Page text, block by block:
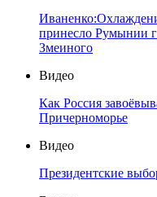
принесло Румынии
Змеиного
Видео
Как Россия
Причерноморье
Видео
Президентские